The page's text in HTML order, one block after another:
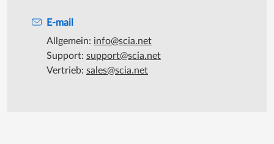
E-mail
Allgemein: info@scia.net
Support: support@scia.net
Vertrieb: sales@scia.net